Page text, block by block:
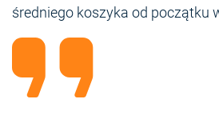
średniego koszyka od początku